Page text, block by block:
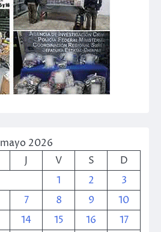
mayo 2026
J V S
D
1
2
3
7 8 9
10
14 15 16
17